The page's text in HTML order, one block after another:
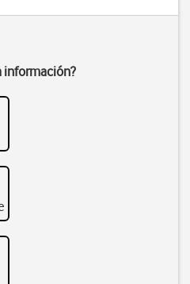
información?